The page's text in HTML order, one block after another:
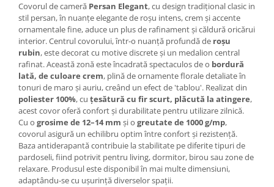
Covorul de cameră Persan Elegant, cu design tradițional clasic in
stil persan, în nuanțe elegante de roșu intens, crem și accente
ornamentale fine, aduce un plus de rafinament și căldură oricărui
interior. Centrul covorului, într-o nuanță profundă de roșu
rubin, este decorat cu motive discrete și un medalion central
rafinat. Această zonă este încadrată spectaculos de o bordură
lată, de culoare crem, plină de ornamente florale detaliate în
tonuri de maro și auriu, creând un efect de 'tablou'. Realizat din
poliester 100%, cu țesătură cu fir scurt, plăcută la atingere,
acest covor oferă confort și durabilitate pentru utilizare zilnică.
Cu o grosime de 12–14 mm și o greutate de 1000 g/mp,
covorul asigură un echilibru optim între confort și rezistență.
Baza antiderapantă contribuie la stabilitate pe diferite tipuri de
pardoseli, fiind potrivit pentru living, dormitor, birou sau zone de
relaxare. Produsul este disponibil în mai multe dimensiuni,
adaptându-se cu ușurință diverselor spații.